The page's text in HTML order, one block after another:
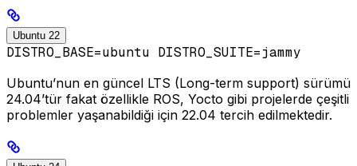
Ubuntu 22
DISTRO_BASE=ubuntu DISTRO_SUITE=jammy
Ubuntu’nun en güncel LTS (Long-term support) sürümü
24.04’tür fakat özellikle ROS, Yocto gibi projelerde çeşitli
problemler yaşanabildiği için 22.04 tercih edilmektedir.